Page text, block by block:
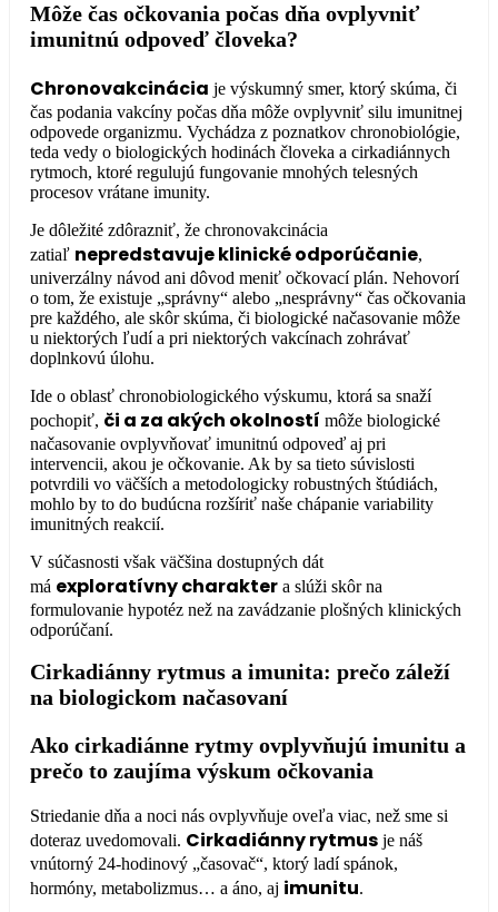
Môže čas očkovania počas dňa ovplyvniť
imunitnú odpoveď človeka?
Chronovakcinácia je výskumný smer, ktorý skúma, či
čas podania vakcíny počas dňa môže ovplyvniť silu imunitnej
odpovede organizmu. Vychádza z poznatkov chronobiológie,
teda vedy o biologických hodinách človeka a cirkadiánnych
rytmoch, ktoré regulujú fungovanie mnohých telesných
procesov vrátane imunity.
Je dôležité zdôrazniť, že chronovakcinácia
zatiaľ nepredstavuje klinické odporúčanie,
univerzálny návod ani dôvod meniť očkovací plán. Nehovorí
o tom, že existuje „správny“ alebo „nesprávny“ čas očkovania
pre každého, ale skôr skúma, či biologické načasovanie môže
u niektorých ľudí a pri niektorých vakcínach zohrávať
doplnkovú úlohu.
Ide o oblasť chronobiologického výskumu, ktorá sa snaží
pochopiť, či a za akých okolností môže biologické
načasovanie ovplyvňovať imunitnú odpoveď aj pri
intervencii, akou je očkovanie. Ak by sa tieto súvislosti
potvrdili vo väčších a metodologicky robustných štúdiách,
mohlo by to do budúcna rozšíriť naše chápanie variability
imunitných reakcií.
V súčasnosti však väčšina dostupných dát
má exploratívny charakter a slúži skôr na
formulovanie hypotéz než na zavádzanie plošných klinických
odporúčaní.
Cirkadiánny rytmus a imunita: prečo záleží
na biologickom načasovaní
Ako cirkadiánne rytmy ovplyvňujú imunitu a
prečo to zaujíma výskum očkovania
Striedanie dňa a noci nás ovplyvňuje oveľa viac, než sme si
doteraz uvedomovali. Cirkadiánny rytmus je náš
vnútorný 24-hodinový „časovač“, ktorý ladí spánok,
hormóny, metabolizmus… a áno, aj imunitu.